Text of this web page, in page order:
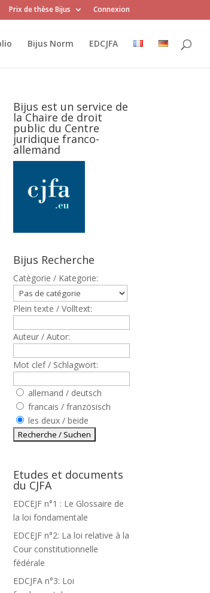
Prix de thèse Bijus Connexion
Bijus Norm EDCJFA
Bijus est un service de
la Chaire de droit
public du Centre
juridique franco-
allemand
Bijus Recherche
Catègorie / Kategorie:
Plein texte / Volltext:
Auteur / Autor:
Mot clef / Schlagwort:
allemand / deutsch
francais / französisch
les deux / beide
Etudes et documents
du CJFA
EDCEJF n°1 : Le Glossaire de
la loi fondamentale
EDCEJF n°2: La loi relative à la
Cour constitutionnelle
fédérale
EDCJFA n°3: Loi